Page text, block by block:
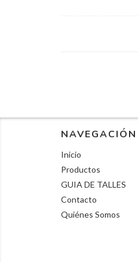
NAVEGACIÓN
Inicio
Productos
GUIA DE TALLES
Contacto
Quiénes Somos